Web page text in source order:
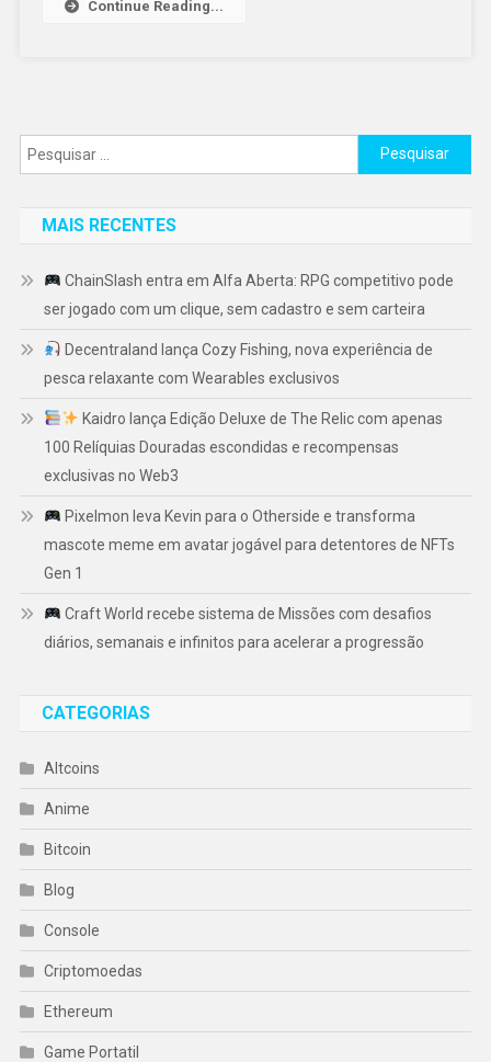
Continue Reading...
Pesquisar
por:
MAIS RECENTES
ChainSlash entra em Alfa Aberta: RPG competitivo pode
ser jogado com um clique, sem cadastro e sem carteira
Decentraland lança Cozy Fishing, nova experiência de
pesca relaxante com Wearables exclusivos
Kaidro lança Edição Deluxe de The Relic com apenas
100 Relíquias Douradas escondidas e recompensas
exclusivas no Web3
Pixelmon leva Kevin para o Otherside e transforma
mascote meme em avatar jogável para detentores de NFTs
Gen 1
Craft World recebe sistema de Missões com desafios
diários, semanais e infinitos para acelerar a progressão
CATEGORIAS
Altcoins
Anime
Bitcoin
Blog
Console
Criptomoedas
Ethereum
Game Portatil